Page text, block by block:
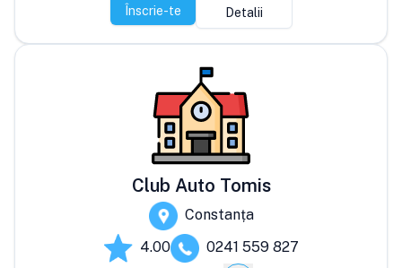
Înscrie-te Detalii
Club Auto Tomis
Constanța
4.00
0241 559 827